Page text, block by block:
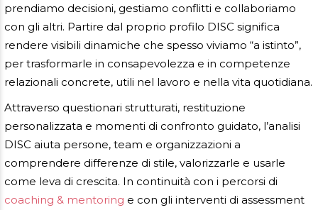
prendiamo decisioni, gestiamo conflitti e collaboriamo
con gli altri. Partire dal proprio profilo DISC significa
rendere visibili dinamiche che spesso viviamo “a istinto”,
per trasformarle in consapevolezza e in competenze
relazionali concrete, utili nel lavoro e nella vita quotidiana.
Attraverso questionari strutturati, restituzione
personalizzata e momenti di confronto guidato, l’analisi
DISC aiuta persone, team e organizzazioni a
comprendere differenze di stile, valorizzarle e usarle
come leva di crescita. In continuità con i percorsi di
coaching & mentoring e con gli interventi di assessment